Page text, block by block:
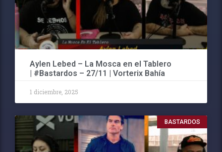
Aylen Lebed – La Mosca en el Tablero
| #Bastardos – 27/11 | Vorterix Bahía
1 diciembre, 2025
BASTARDOS